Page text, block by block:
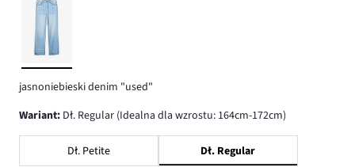
jasnoniebieski denim "used"
wariant: Dł. Regular (Idealna dla wzrostu: 164cm-172cm)
Dł. Petite Dł. Regular